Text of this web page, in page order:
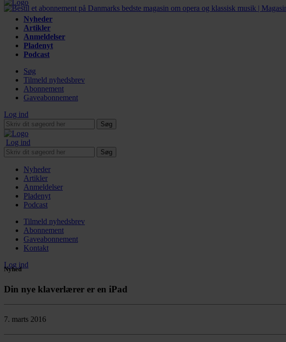
Nyheder
Artikler
Anmeldelser
Pladenyt
Podcast
Søg
Tilmeld nyhedsbrev
Abonnement
Gaveabonnement
Log ind
Søg
Log ind
Søg
Nyheder
Artikler
Anmeldelser
Pladenyt
Podcast
Tilmeld nyhedsbrev
Abonnement
Gaveabonnement
Kontakt
Log ind
Nyhed
Din nye klaverlærer er en iPad
7. marts 2016